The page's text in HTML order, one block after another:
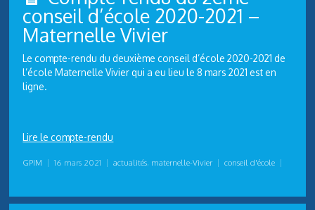
conseil d’école 2020-2021 –
Maternelle Vivier
Le compte-rendu du deuxième conseil d’école 2020-2021 de
l’école Maternelle Vivier qui a eu lieu le 8 mars 2021 est en
ligne.
Lire le compte-rendu
GPIM | 16 mars 2021 | actualités, maternelle-Vivier | conseil d'école |